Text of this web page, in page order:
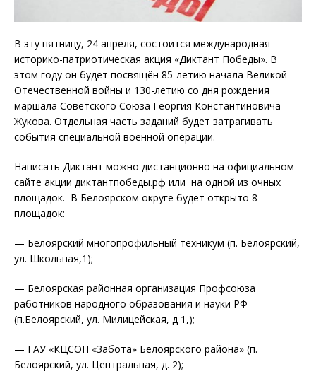
В эту пятницу, 24 апреля, состоится международная
историко-патриотическая акция «Диктант Победы». В
этом году он будет посвящён 85-летию начала Великой
Отечественной войны и 130-летию со дня рождения
маршала Советского Союза Георгия Константиновича
Жукова. Отдельная часть заданий будет затрагивать
события специальной военной операции.
Написать Диктант можно дистанционно на официальном
сайте акции диктантпобеды.рф или на одной из очных
площадок. В Белоярском округе будет открыто 8
площадок:
— Белоярский многопрофильный техникум (п. Белоярский,
ул. Школьная,1);
— Белоярская районная организация Профсоюза
работников народного образования и науки РФ
(п.Белоярский, ул. Милицейская, д 1,);
— ГАУ «КЦСОН «Забота» Белоярского района» (п.
Белоярский, ул. Центральная, д. 2);